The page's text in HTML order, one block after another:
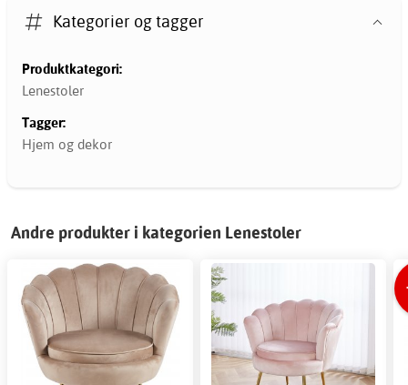
Kategorier og tagger
Produktkategori:
Lenestoler
Tagger:
Hjem og dekor
Andre produkter i kategorien Lenestoler